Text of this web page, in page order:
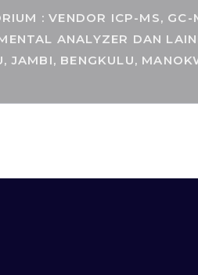
: VENDOR ICP-MS,
ANALYZER DAN
JAMBI, BENGKULU,